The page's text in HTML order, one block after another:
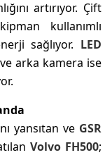
artırıyor. Çift
kullanımlı
sağlıyor. LED
arka kamera ise
yansıtan ve GSR
Volvo FH500;